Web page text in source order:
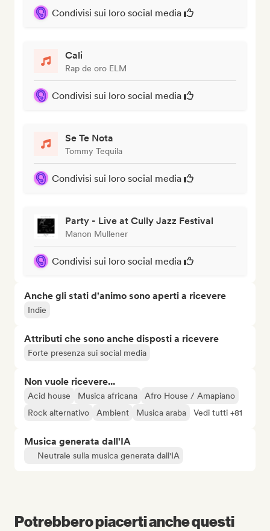
Condivisi sui loro social media
Cali
Rap de oro ELM
Condivisi sui loro social media
Se Te Nota
Tommy Tequila
Condivisi sui loro social media
Party - Live at Cully Jazz Festival
Manon Mullener
Condivisi sui loro social media
Anche gli stati d'animo sono aperti a ricevere
Indie
Attributi che sono anche disposti a ricevere
Forte presenza sui social media
Non vuole ricevere...
Acid house Musica africana
Afro House / Amapiano
Rock alternativo
Ambient Musica araba Vedi tutti +81
Musica generata dall'IA
Neutrale sulla musica generata dall'IA
Potrebbero piacerti anche questi